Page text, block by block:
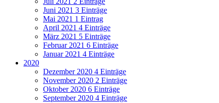
Juni 2021 3 Einträge
Mai 2021 1 Eintrag
April 2021 4 Einträge
März 2021 5 Einträge
Februar 2021 6 Einträge
Januar 2021 4 Einträge
2020
Dezember 2020 4 Einträge
November 2020 2 Einträge
Oktober 2020 6 Einträge
September 2020 4 Einträge